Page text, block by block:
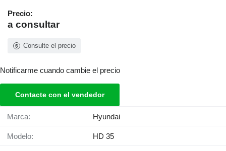
Precio:
a consultar
Consulte el precio
Notificarme cuando cambie el precio
Contacte con el vendedor
Marca: Hyundai
Modelo: HD 35